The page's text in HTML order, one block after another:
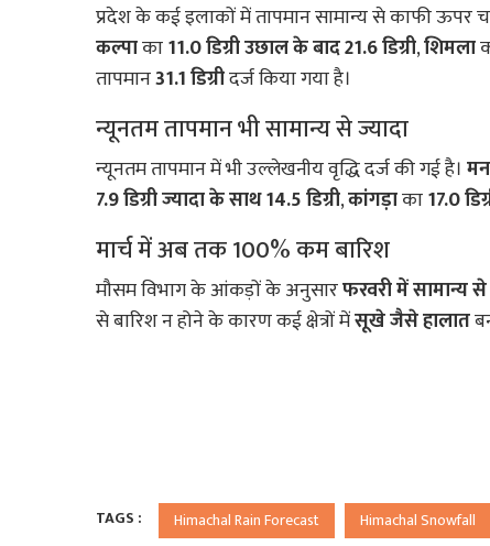
प्रदेश के कई इलाकों में तापमान सामान्य से काफी ऊपर
कल्पाका11.0 डिग्री उछाल के बाद 21.6 डिग्री,शिमला
तापमान31.1 डिग्रीदर्ज किया गया है।
न्यूनतम तापमान भी सामान्य से ज्यादा
न्यूनतम तापमान में भी उल्लेखनीय वृद्धि दर्ज की गई है।
7.9 डिग्री ज्यादा के साथ 14.5 डिग्री,कांगड़ाका17.0
मार्च में अब तक 100% कम बारिश
मौसम विभाग के आंकड़ों के अनुसारफरवरी में सामान्य
से बारिश न होने के कारण कई क्षेत्रों मेंसूखे जैसे हालात
TAGS : Himachal Rain Forecast Himachal Snowfall